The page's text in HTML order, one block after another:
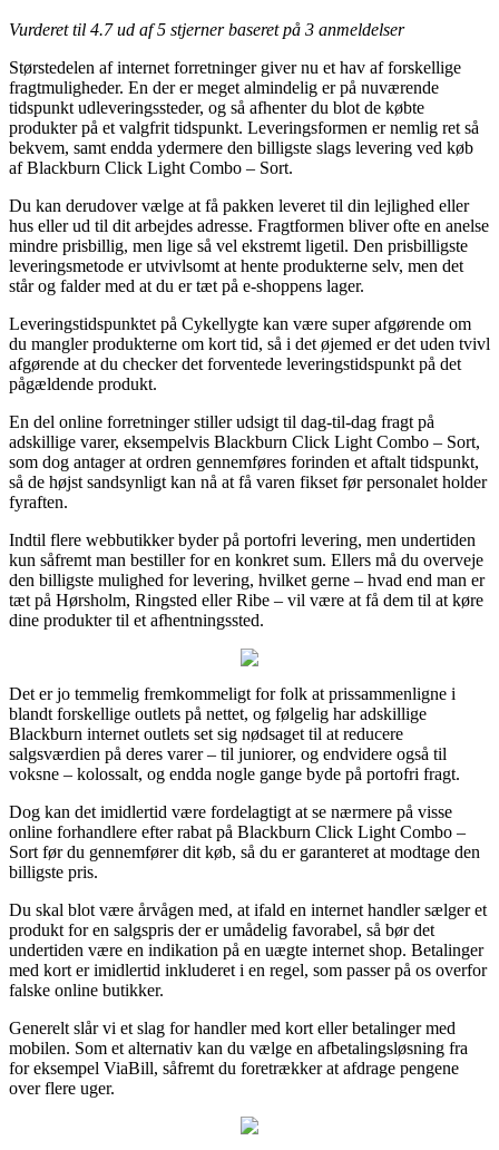
Vurderet til 4.7ud af 5 stjerner baseret på 3 anmeldelser
Størstedelen af internet forretninger giver nu et hav af forskellige
fragtmuligheder. En der er meget almindelig er på nuværende
tidspunkt udleveringssteder, og så afhenter du blot de købte
produkter på et valgfrit tidspunkt. Leveringsformen er nemlig ret så
bekvem, samt endda ydermere den billigste slags levering ved køb
af Blackburn Click Light Combo – Sort.
Du kan derudover vælge at få pakken leveret til din lejlighed eller
hus eller ud til dit arbejdes adresse. Fragtformen bliver ofte en anelse
mindre prisbillig, men lige så vel ekstremt ligetil. Den prisbilligste
leveringsmetode er utvivlsomt at hente produkterne selv, men det
står og falder med at du er tæt på e-shoppens lager.
Leveringstidspunktet på Cykellygte kan være super afgørende om
du mangler produkterne om kort tid, så i det øjemed er det uden tvivl
afgørende at du checker det forventede leveringstidspunkt på det
pågældende produkt.
En del online forretninger stiller udsigt til dag-til-dag fragt på
adskillige varer, eksempelvis Blackburn Click Light Combo – Sort,
som dog antager at ordren gennemføres forinden et aftalt tidspunkt,
så de højst sandsynligt kan nå at få varen fikset før personalet holder
fyraften.
Indtil flere webbutikker byder på portofri levering, men undertiden
kun såfremt man bestiller for en konkret sum. Ellers må du overveje
den billigste mulighed for levering, hvilket gerne – hvad end man er
tæt på Hørsholm, Ringsted eller Ribe – vil være at få dem til at køre
dine produkter til et afhentningssted.
Det er jo temmelig fremkommeligt for folk at prissammenligne i
blandt forskellige outlets på nettet, og følgelig har adskillige
Blackburn internet outlets set sig nødsaget til at reducere
salgsværdien på deres varer – til juniorer, og endvidere også til
voksne – kolossalt, og endda nogle gange byde på portofri fragt.
Dog kan det imidlertid være fordelagtigt at se nærmere på visse
online forhandlere efter rabat på Blackburn Click Light Combo –
Sort før du gennemfører dit køb, så du er garanteret at modtage den
billigste pris.
Du skal blot være årvågen med, at ifald en internet handler sælger et
produkt for en salgspris der er umådelig favorabel, så bør det
undertiden være en indikation på en uægte internet shop. Betalinger
med kort er imidlertid inkluderet i en regel, som passer på os overfor
falske online butikker.
Generelt slår vi et slag for handler med kort eller betalinger med
mobilen. Som et alternativ kan du vælge en afbetalingsløsning fra
for eksempel ViaBill, såfremt du foretrækker at afdrage pengene
over flere uger.